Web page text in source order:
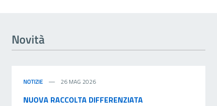
Novità
NOTIZIE 26 MAG 2026
NUOVA RACCOLTA DIFFERENZIATA